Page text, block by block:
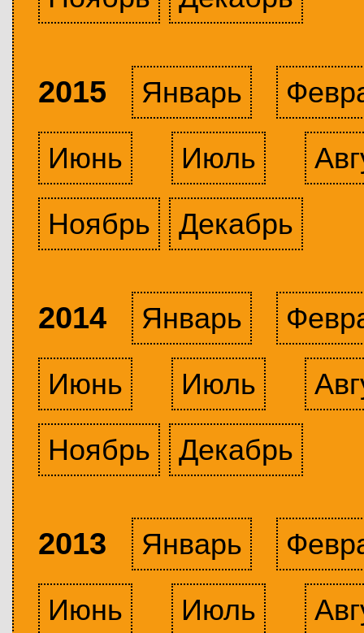
2015 Январь
Июнь
Июль
Ноябрь
Декабрь
2014 Январь
Июнь
Июль
Ноябрь
Декабрь
2013 Январь
Июнь
Июль